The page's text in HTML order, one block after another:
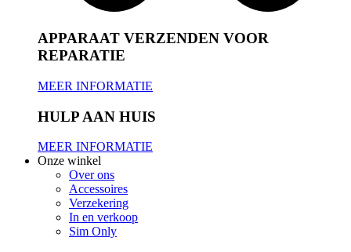
APPARAAT VERZENDEN VOOR
REPARATIE
MEER INFORMATIE
HULP AAN HUIS
MEER INFORMATIE
Onze winkel
Over ons
Accessoires
Verzekering
In en verkoop
Sim Only